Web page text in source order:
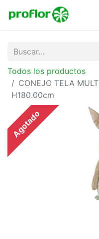
Todos los productos
CONEJO TELA
H180.00cm
Agotado